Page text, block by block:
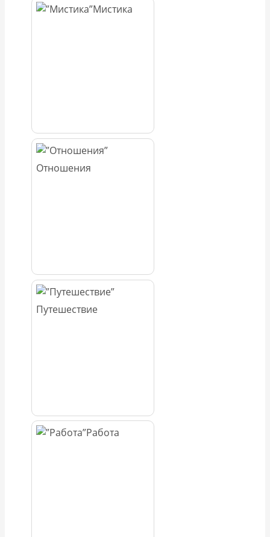
Мистика
Отношения
Путешествие
Работа